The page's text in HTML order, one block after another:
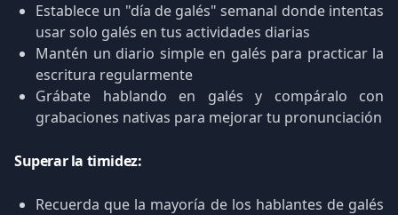
Establece un "día de galés" semanal donde intentas
usar solo galés en tus actividades diarias
Mantén un diario simple en galés para practicar la
escritura regularmente
Grábate hablando en galés y compáralo con
grabaciones nativas para mejorar tu pronunciación
Superar la timidez:
Recuerda que la mayoría de los hablantes de galés